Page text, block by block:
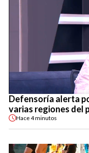
Defensoría alerta
varias regiones del
Hace4 minutos